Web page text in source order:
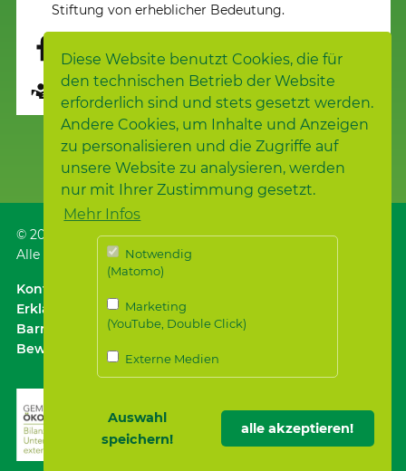
Diese Website benutzt Cookies, die für
den technischen Betrieb der Website
erforderlich sind und stets gesetzt werden.
Andere Cookies, um Inhalte und Anzeigen
zu personalisieren und die Zugriffe auf
unsere Website zu analysieren, werden
nur mit Ihrer Zustimmung gesetzt.
Mehr Infos
Notwendig
(Matomo)
Marketing
(YouTube, Double Click)
Externe Medien
Auswahl
speichern!
alle akzeptieren!
Stiftung von erheblicher Bedeutung.
Seite übersetzen
© 2026 Samariterstiftung, Nürtingen
Alle Rechte vorbehalten.
Kontakt
Erklärung zur
Barrierefreiheit｜Datenschutz｜Datenschutz für
Bewerber*innen